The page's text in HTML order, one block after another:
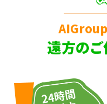
遠方のご